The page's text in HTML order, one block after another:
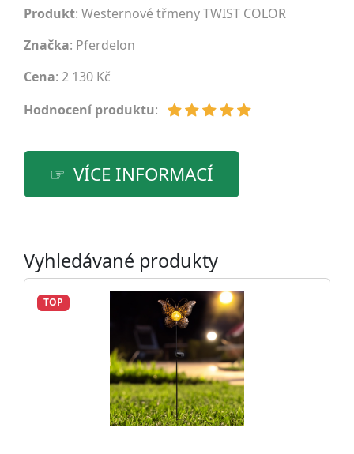
Produkt: Westernové třmeny TWIST COLOR
Značka: Pferdelon
Cena: 2 130 Kč
Hodnocení produktu:
VÍCE INFORMACÍ
Vyhledávané produkty
TOP